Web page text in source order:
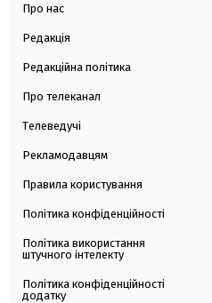
Про нас
Редакція
Редакційна політика
Про телеканал
Телеведучі
Рекламодавцям
Правила користування
Політика конфіденційності
Політика використання
штучного інтелекту
Політика конфіденційності
додатку